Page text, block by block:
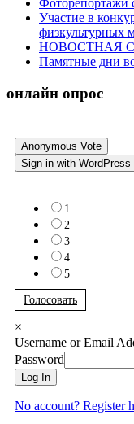
Фоторепортажи
Участие в
физкультурных
НОВОСТНАЯ
Памятные дни
онлайн опрос
Anonymous Vote
Sign in with WordPress
1
2
3
4
5
Голосовать
×
Username or Email
Password
Log In
No account? Register